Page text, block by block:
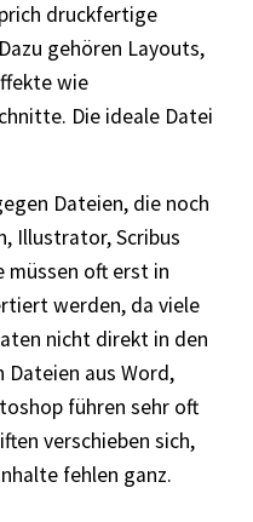
druckfertige
gehören Layouts,
wie
Die ideale Datei
Dateien, die noch
Illustrator, Scribus
müssen oft erst in
werden, da viele
nicht direkt in den
Dateien aus Word,
führen sehr oft
verschieben sich,
fehlen ganz.